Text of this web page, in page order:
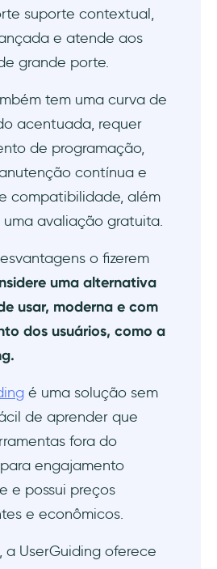
suporte contextual,
e atende aos
grande porte.
tem uma curva de
acentuada, requer
de programação,
contínua e
compatibilidade, além
avaliação gratuita.
o fizerem
uma alternativa
usar, moderna e com
dos usuários, como a
é uma solução sem
de aprender que
fora do
engajamento
e possui preços
e econômicos.
a UserGuiding oferece